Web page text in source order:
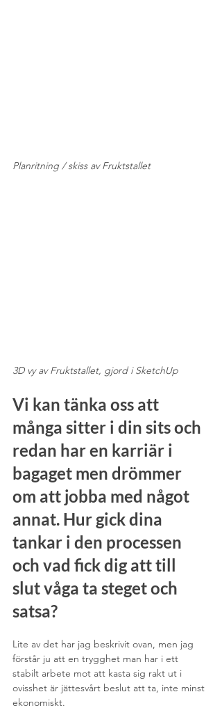
Planritning / skiss av Fruktstallet
3D vy av Fruktstallet, gjord i SketchUp
Vi kan tänka oss att
många sitter i din sits och
redan har en karriär i
bagaget men drömmer
om att jobba med något
annat. Hur gick dina
tankar i den processen
och vad fick dig att till
slut våga ta steget och
satsa?
Lite av det har jag beskrivit ovan, men jag
förstår ju att en trygghet man har i ett
stabilt arbete mot att kasta sig rakt ut i
ovisshet är jättesvårt beslut att ta, inte minst
ekonomiskt.